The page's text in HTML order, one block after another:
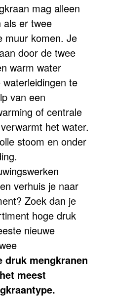
mag alleen
als er twee
muur komen. Je
door de twee
warm water
te
van een
of centrale
het water.
stoom en onder
verhuis je naar
Zoek dan je
hoge druk
nieuwe
druk mengkranen
meest